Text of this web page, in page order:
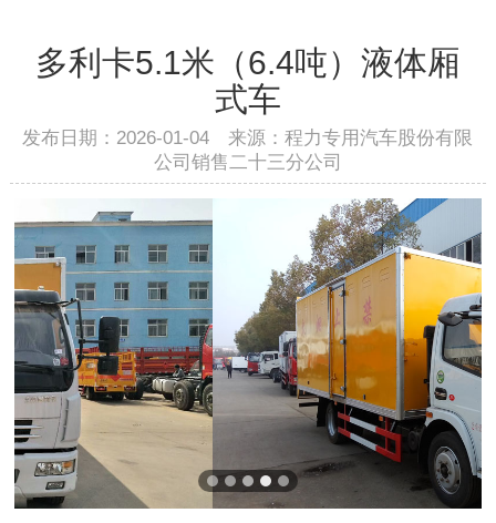
多利卡5.1米（6.4吨）液体厢
式车
发布日期：2026-01-04 来源：程力专用汽车股份有限
公司销售二十三分公司